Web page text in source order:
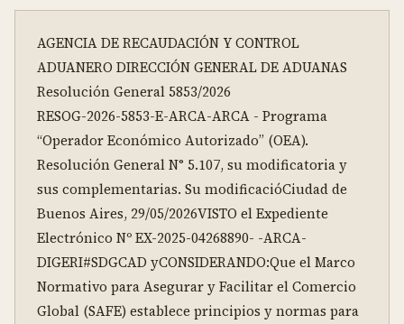
AGENCIA DE RECAUDACIÓN Y CONTROL
ADUANERO DIRECCIÓN GENERAL DE ADUANAS
Resolución General 5853/2026
RESOG-2026-5853-E-ARCA-ARCA - Programa
“Operador Económico Autorizado” (OEA).
Resolución General N° 5.107, su modificatoria y
sus complementarias. Su modificacióCiudad de
Buenos Aires, 29/05/2026VISTO el Expediente
Electrónico Nº EX-2025-04268890- -ARCA-
DIGERI#SDGCAD yCONSIDERANDO:Que el Marco
Normativo para Asegurar y Facilitar el Comercio
Global (SAFE) establece principios y normas para